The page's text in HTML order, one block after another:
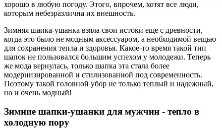
хорошо в любую погоду. Этого, впрочем, хотят все люди,
которым небезразлична их внешность.
Зимняя шапка-ушанка взяла свои истоки еще с древности,
когда это было не модным аксессуаром, а необходимой вещью
для сохранения тепла и здоровья. Какое-то время такой тип
шапок не пользовался большим успехом у молодежи. Теперь
же мода вернулась, только шапка эта стала более
модернизированной и стилизованной под современность.
Поэтому такой головной убор не только теплый и надежный,
но и очень модный!
Зимние шапки-ушанки для мужчин - тепло в
холодную пору